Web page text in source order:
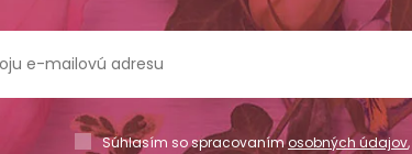
Súhlasím so spracovanímosobných údajov,